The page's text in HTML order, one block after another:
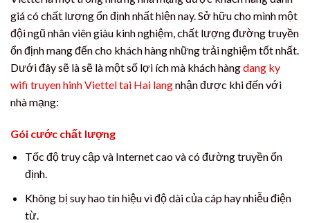
giá có chất lượng ổn định nhất hiện nay. Sở hữu cho mình một
đội ngũ nhân viên giàu kinh nghiệm, chất lượng đường truyền
ổn định mang đến cho khách hàng những trải nghiệm tốt nhất.
Dưới đây sẽ là sẽ là một số lợi ích mà khách hàngdang ky
wifi truyen hinh Viettel tai Hai langnhận được khi đến với
nhà mạng:
Gói cước chất lượng
Tốc độ truy cập và Internet cao và có đường truyền ổn
định.
Không bị suy hao tín hiệu vì độ dài của cáp hay nhiễu điện
từ.